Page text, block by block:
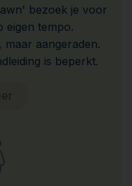
bezoek je voor
eigen tempo.
maar aangeraden.
is beperkt.